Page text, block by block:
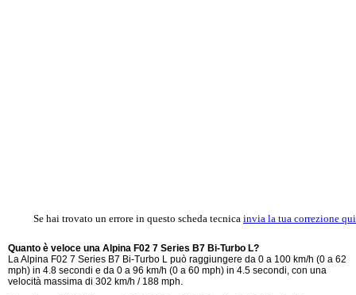
Se hai trovato un errore in questo scheda tecnica invia la tua correzione qui
Quanto è veloce una Alpina F02 7 Series B7 Bi-Turbo L?
La Alpina F02 7 Series B7 Bi-Turbo L può raggiungere da 0 a 100 km/h (0 a 62
mph) in 4.8 secondi e da 0 a 96 km/h (0 a 60 mph) in 4.5 secondi, con una
velocità massima di 302 km/h / 188 mph.